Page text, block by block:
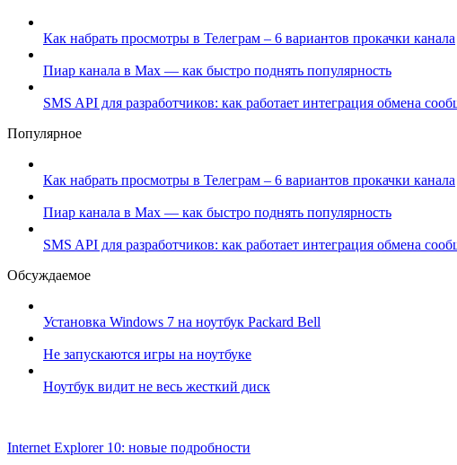
Как набрать просмотры в Телеграм – 6 вариантов прокачки канала
Пиар канала в Max — как быстро поднять популярность
SMS API для разработчиков: как работает интеграция обмена
Популярное
Как набрать просмотры в Телеграм – 6 вариантов прокачки канала
Пиар канала в Max — как быстро поднять популярность
SMS API для разработчиков: как работает интеграция обмена
Обсуждаемое
Установка Windows 7 на ноутбук Packard Bell
Не запускаются игры на ноутбуке
Ноутбук видит не весь жесткий диск
Internet Explorer 10: новые подробности